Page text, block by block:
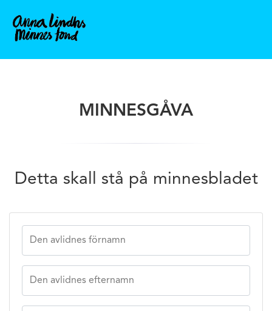
MINNESGÅVA
Detta skall stå på minnesbladet
Den avlidnes förnamn
Den avlidnes efternamn